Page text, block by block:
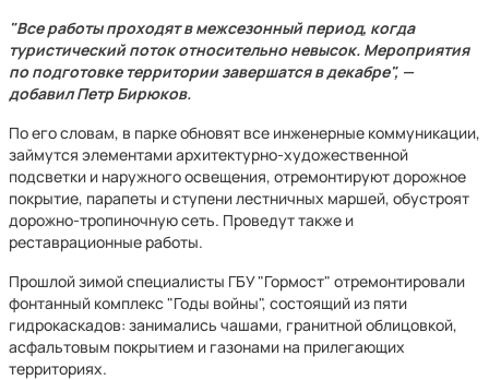
"Все работы проходят в межсезонный период, когда
туристический поток относительно невысок. Мероприятия
по подготовке территории завершатся в декабре", —
добавил Петр Бирюков.
По его словам, в парке обновят все инженерные коммуникации,
займутся элементами архитектурно-художественной
подсветки и наружного освещения, отремонтируют дорожное
покрытие, парапеты и ступени лестничных маршей, обустроят
дорожно-тропиночную сеть. Проведут также и
реставрационные работы.
Прошлой зимой специалисты ГБУ "Гормост" отремонтировали
фонтанный комплекс "Годы войны", состоящий из пяти
гидрокаскадов: занимались чашами, гранитной облицовкой,
асфальтовым покрытием и газонами на прилегающих
территориях.